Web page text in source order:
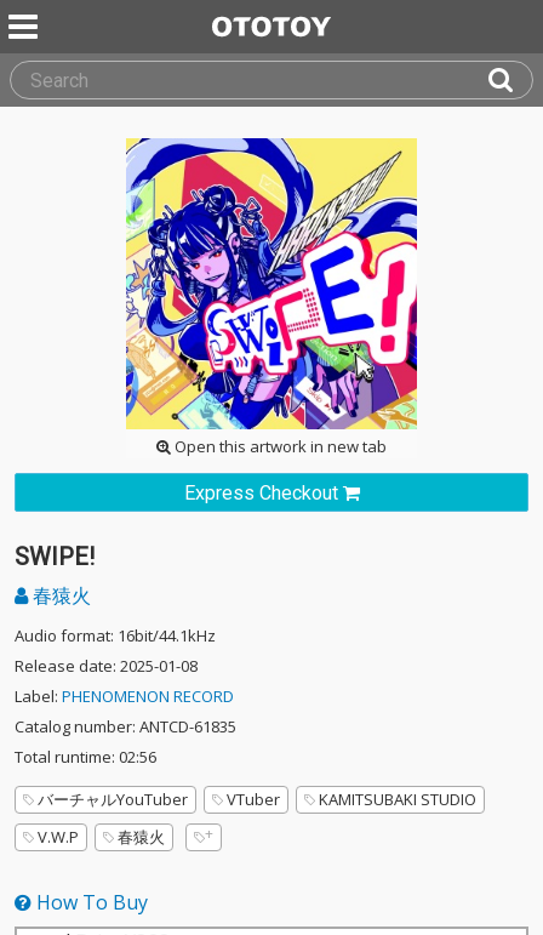
Open this artwork in new tab
Express Checkout
SWIPE!
春猿火
Audio format: 16bit/44.1kHz
Release date: 2025-01-08
Label: PHENOMENON RECORD
Catalog number: ANTCD-61835
Total runtime: 02:56
バーチャルYouTuber
VTuber
KAMITSUBAKI STUDIO
V.W.P
春猿火
How To Buy